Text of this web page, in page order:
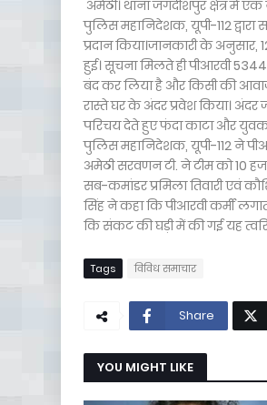
अमेठी। थाना जगदीशपुर क्षेत्र में
पुलिस महानिदेशक, यूपी-112
प्रदान किया।जानकारी के अनुसार,
हुई। सूचना मिलते ही पीआरवी
बंद कर लिया है और किसी की
रास्ते घर के अंदर प्रवेश किया।
परिचय देते हुए फंदा काटा और युवक
पुलिस महानिदेशक, यूपी-112 ने
अमेठी सरवणन टी. ने टीम को 10
सब-कमांडर प्रमिला तिवारी एवं
सिंह ने कहा कि पीआरवी कर्मी
कि संकट की घड़ी में की गई यह
Tags विविध समाचार
Share
YOU MIGHT LIKE